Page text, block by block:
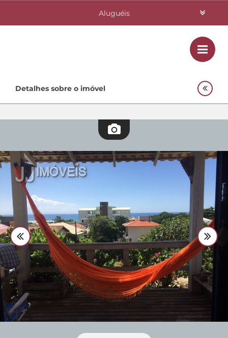
Aluguéis
Investimentos
Quem Somos
Contato
Fale Conosco 48 3364-0079
Plantão 48 99842-0500
Divulgue seu imóvel
Detalhes sobre o imóvel